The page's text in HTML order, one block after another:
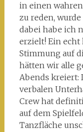
in einen
zu reden,
dabei habe ich
erzielt! Ein echt
Stimmung auf
hätten wir alle
Abends kreiert:
verbalen
Crew hat
auf dem
Tanzfläche